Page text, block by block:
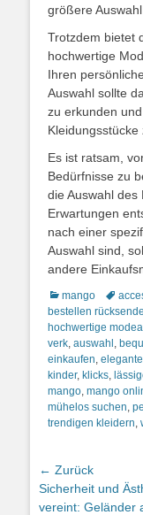
größere
Trotzdem bietet
hochwertige
Ihren
Auswahl sollte
zu erkunden
Kleidungsstücke
Es ist ratsam,
Bedürfnisse zu
die Auswahl des
Erwartungen
nach einer
Auswahl sind,
andere
Kategorien
mango
bestellen
hochwertige
verk, auswahl ,
einkaufen,
kinder, klicks,
mango, mango
mühelos suchen,
trendigen kleidern,
← Zurück
Vorheriger
Beitrag:
Sicherheit und
vereint: Geländer